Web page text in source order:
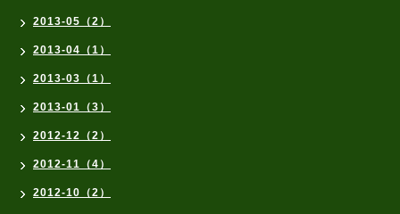
2013-05（2）
2013-04（1）
2013-03（1）
2013-01（3）
2012-12（2）
2012-11（4）
2012-10（2）